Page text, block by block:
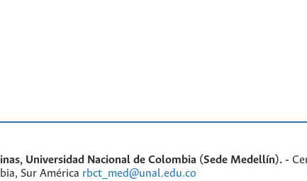
Universidad Nacional de Colombia (Sede Medellín). -
Sur América rbct_med@unal.edu.co